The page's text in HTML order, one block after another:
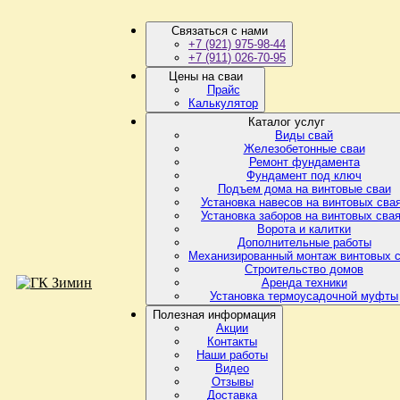
Связаться с нами
+7 (921) 975-98-44
+7 (911) 026-70-95
Цены на сваи
Прайс
Калькулятор
Каталог услуг
Виды свай
Железобетонные сваи
Ремонт фундамента
Фундамент под ключ
Подъем дома на винтовые сваи
Установка навесов на винтовых
Установка заборов на винтовых
Ворота и калитки
Дополнительные работы
Механизированный монтаж винтовых
Строительство домов
Аренда техники
Установка термоусадочной муфты
Полезная информация
Акции
Контакты
Наши работы
Видео
Отзывы
Доставка